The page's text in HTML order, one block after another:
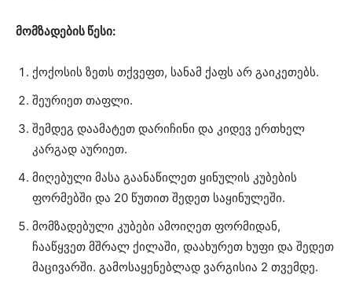
მომზადების წესი:
ქოქოსის ზეთს თქვეფთ, სანამ ქაფს არ გაიკეთებს.
შეურიეთ თაფლი.
შემდეგ დაამატეთ დარიჩინი და კიდევ ერთხელ
კარგად აურიეთ.
მიღებული მასა გაანაწილეთ ყინულის კუბების
ფორმებში და 20 წუთით შედეთ საყინულეში.
მომზადებული კუბები ამოიღეთ ფორმიდან,
ჩააწყვეთ მშრალ ქილაში, დაახურეთ ხუფი და შედეთ
მაცივარში. გამოსაყენებლად ვარგისია 2 თვემდე.